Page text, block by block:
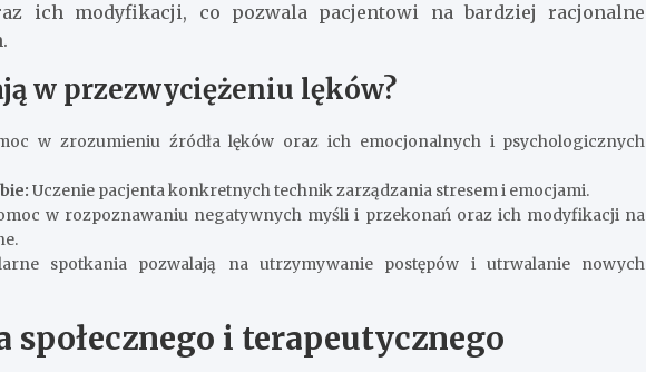
ich modyfikacji, co pozwala pacjentowi na bardziej racjonalne
w przezwyciężeniu lęków?
w zrozumieniu źródła lęków oraz ich emocjonalnych i psychologicznych
Uczenie pacjenta konkretnych technik zarządzania stresem i emocjami.
w rozpoznawaniu negatywnych myśli i przekonań oraz ich modyfikacji na
spotkania pozwalają na utrzymywanie postępów i utrwalanie nowych
społecznego i terapeutycznego